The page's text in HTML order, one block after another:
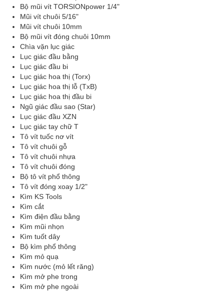
Bộ mũi vít TORSIONpower 1/4"
Mũi vít chuôi 5/16"
Mũi vít chuôi 10mm
Bộ mũi vít đóng chuôi 10mm
Chìa vặn lục giác
Lục giác đầu bằng
Lục giác đầu bi
Lục giác hoa thị (Torx)
Lục giác hoa thị lỗ (TxB)
Lục giác hoa thị đầu bi
Ngũ giác đầu sao (Star)
Lục giác đầu XZN
Lục giác tay chữ T
Tô vít tuốc nơ vít
Tô vít chuôi gỗ
Tô vít chuôi nhựa
Tô vít chuôi đóng
Bộ tô vít phổ thông
Tô vít đóng xoay 1/2"
Kìm KS Tools
Kìm cắt
Kìm điện đầu bằng
Kìm mũi nhọn
Kìm tuốt dây
Bộ kìm phổ thông
Kìm mỏ quạ
Kìm nước (mỏ lết răng)
Kìm mở phe trong
Kìm mở phe ngoài